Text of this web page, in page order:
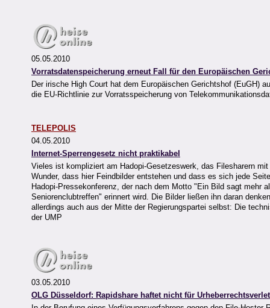
05.05.2010
Vorratsdatenspeicherung erneut Fall für den Europäischen
Der irische High Court hat dem Europäischen Gerichtshof (EuGH)
die EU-Richtlinie zur Vorratsspeicherung von
TELEPOLIS
04.05.2010
Internet-Sperrengesetz nicht praktikabel
Vieles ist kompliziert am Hadopi-Gesetzeswerk, das Filesharern
Wunder, dass hier Feindbilder entstehen und dass es sich jede
Hadopi-Pressekonferenz, der nach dem Motto "Ein Bild sagt mehr
Seniorenclubtreffen" erinnert wird. Die Bilder ließen ihn daran
allerdings auch aus der Mitte der Regierungspartei selbst: Die
der UMP
03.05.2010
OLG Düsseldorf: Rapidshare haftet nicht für